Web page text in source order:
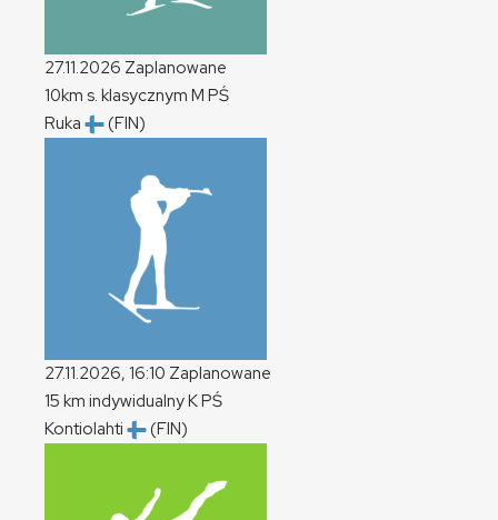
27.11.2026 Zaplanowane
10km s. klasycznym M PŚ
Ruka
(FIN)
27.11.2026, 16:10 Zaplanowane
15 km indywidualnyKPŚ
Kontiolahti
(FIN)